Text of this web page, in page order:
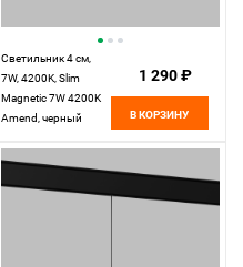
Светильник 4 см,
7W, 4200K, Slim
Magnetic 7W 4200K
Amend, черный
1 290 ₽
В КОРЗИНУ